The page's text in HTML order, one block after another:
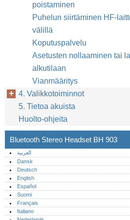
poistaminen
Puhelun siirtäminen HF-
välillä
Koputuspalvelu
Asetusten nollaaminen tai
alkutilaan
Vianmääritys
4. Valikkotoiminnot
5. Tietoa akuista
Huolto-ohjeita
Bluetooth Stereo Headset BH 903
العربية
Dansk
Deutsch
English
Español
Suomi
Français
Italiano